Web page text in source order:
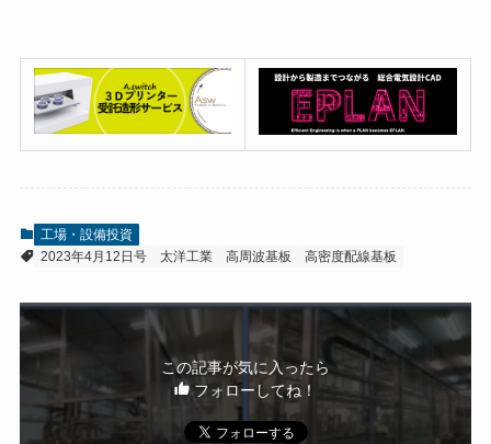
工場・設備投資
2023年4月12日号
太洋工業 高周波基板 高密度配線基板
この記事が気に入ったら
フォローしてね！